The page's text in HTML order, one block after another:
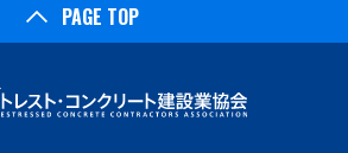
PAGE TOP